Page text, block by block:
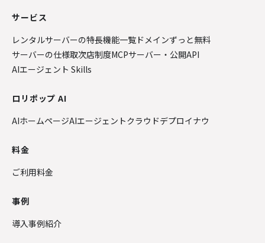
サービス
レンタルサーバーの特長機能一覧 ドメインずっと無料
サーバーの仕様取次店制度MCPサーバー・公開API
AIエージェント Skills
ロリポップ AI
AIホームページAIエージェントクラウドデプロイナウ
料金
ご利用料金
事例
導入事例紹介